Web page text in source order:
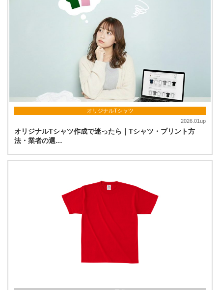
オリジナルTシャツ
2026.01up
オリジナルTシャツ作成で迷ったら｜Tシャツ・プリント方
法・業者の選…